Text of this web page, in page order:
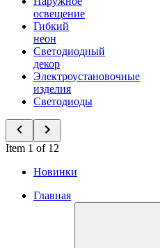
освещение
Гибкий
неон
Светодиодный
декор
Электроустановочные
изделия
Светодиоды
Item 1 of 12
Новинки
Главная